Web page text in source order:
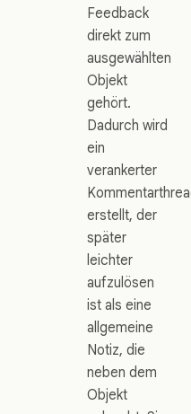
Feedback
direkt zum
ausgewählten
Objekt
gehört.
Dadurch wird
ein
verankerter
erstellt, der
später
leichter
aufzulösen
ist als eine
allgemeine
Notiz, die
neben dem
Objekt